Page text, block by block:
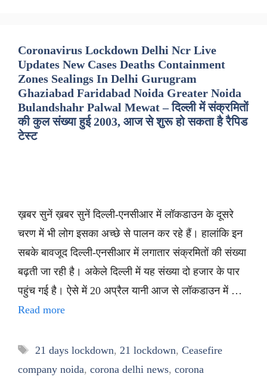
Coronavirus Lockdown Delhi Ncr Live
Updates New Cases Deaths Containment
Zones Sealings In Delhi Gurugram
Ghaziabad Faridabad Noida Greater Noida
Bulandshahr Palwal Mewat – दिल्ली में संक्रमितों
की कुल संख्या हुई 2003, आज से शुरू हो सकता है रैपिड
टेस्ट
ख़बर सुनें ख़बर सुनें दिल्ली-एनसीआर में लॉकडाउन के दूसरे
चरण में भी लोग इसका अच्छे से पालन कर रहे हैं। हालांकि इन
सबके बावजूद दिल्ली-एनसीआर में लगातार संक्रमितों की संख्या
बढ़ती जा रही है। अकेले दिल्ली में यह संख्या दो हजार के पार
पहुंच गई है। ऐसे में 20 अप्रैल यानी आज से लॉकडाउन में …
Read more
Tags
21 days lockdown, 21 lockdown, Ceasefire
company noida, corona delhi news, corona